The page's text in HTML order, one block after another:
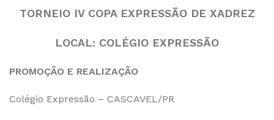
TORNEIO IV COPA EXPRESSÃO DE XADREZ
LOCAL: COLÉGIO EXPRESSÃO
PROMOÇÃO E REALIZAÇÃO
Colégio Expressão – CASCAVEL/PR